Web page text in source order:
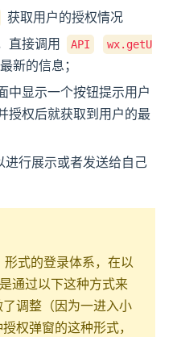
获取用户的授权情况
直接调用
API
wx.getU
新的信息；
中显示一个按钮提示用户
授权后就获取到用户的最
进行展示或者发送给自己
形式的登录体系，在以
通过以下这种方式来
调整（因为一进入小
权弹窗的这种形式，